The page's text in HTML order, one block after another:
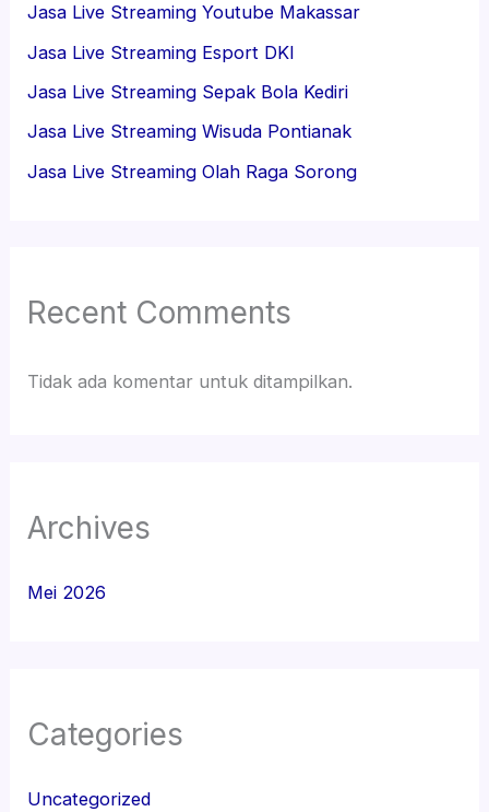
Jasa Live Streaming Youtube Makassar
Jasa Live Streaming Esport DKI
Jasa Live Streaming Sepak Bola Kediri
Jasa Live Streaming Wisuda Pontianak
Jasa Live Streaming Olah Raga Sorong
Recent Comments
Tidak ada komentar untuk ditampilkan.
Archives
Mei 2026
Categories
Uncategorized